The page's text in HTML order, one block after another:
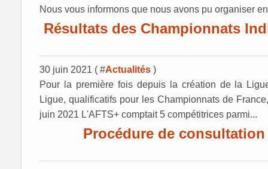
Nous vous informons que nous avons pu organiser
Résultats des Championnats
30 juin 2021 ( #Actualités )
Pour la première fois depuis la création de la
Ligue, qualificatifs pour les Championnats de
juin 2021 L'AFTS+ comptait 5 compétitrices parmi...
Procédure de